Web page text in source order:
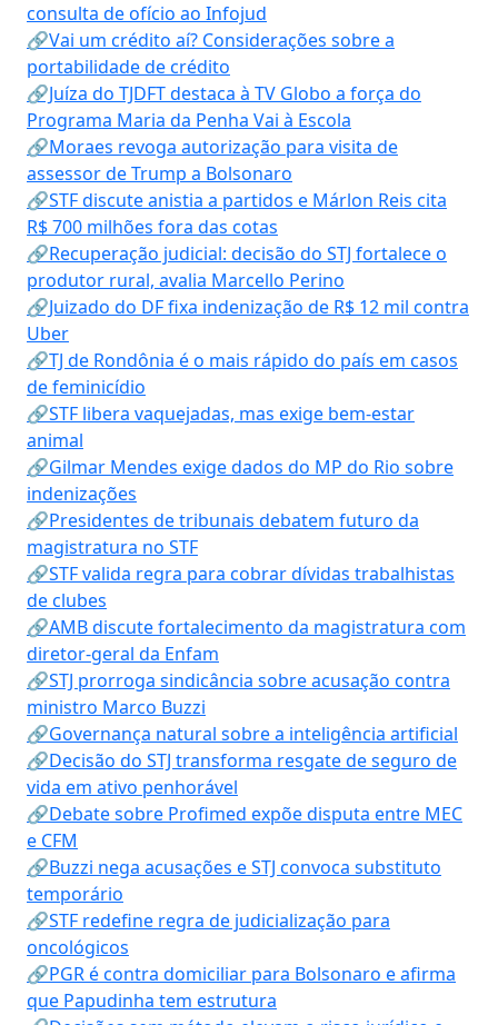
consulta de ofício ao Infojud
🔗Vai um crédito aí? Considerações sobre a
portabilidade de crédito
🔗Juíza do TJDFT destaca à TV Globo a força do
Programa Maria da Penha Vai à Escola
🔗Moraes revoga autorização para visita de
assessor de Trump a Bolsonaro
🔗STF discute anistia a partidos e Márlon Reis cita
R$ 700 milhões fora das cotas
🔗Recuperação judicial: decisão do STJ fortalece o
produtor rural, avalia Marcello Perino
🔗Juizado do DF fixa indenização de R$ 12 mil contra
Uber
🔗TJ de Rondônia é o mais rápido do país em casos
de feminicídio
🔗STF libera vaquejadas, mas exige bem-estar
animal
🔗Gilmar Mendes exige dados do MP do Rio sobre
indenizações
🔗Presidentes de tribunais debatem futuro da
magistratura no STF
🔗STF valida regra para cobrar dívidas trabalhistas
de clubes
🔗AMB discute fortalecimento da magistratura com
diretor-geral da Enfam
🔗STJ prorroga sindicância sobre acusação contra
ministro Marco Buzzi
🔗Governança natural sobre a inteligência artificial
🔗Decisão do STJ transforma resgate de seguro de
vida em ativo penhorável
🔗Debate sobre Profimed expõe disputa entre MEC
e CFM
🔗Buzzi nega acusações e STJ convoca substituto
temporário
🔗STF redefine regra de judicialização para
oncológicos
🔗PGR é contra domiciliar para Bolsonaro e afirma
que Papudinha tem estrutura